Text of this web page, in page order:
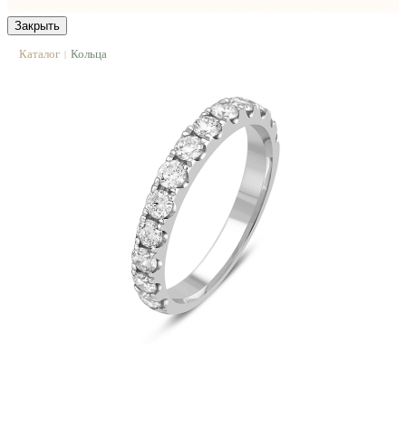
Закрыть
Каталог | Кольца